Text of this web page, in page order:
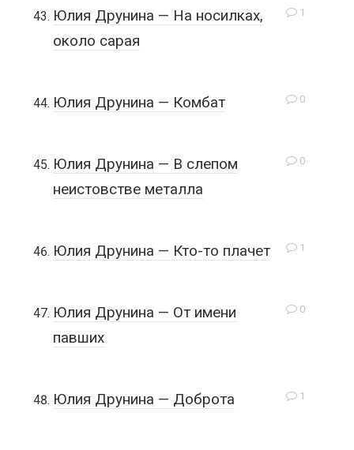
1
Юлия Друнина — На носилках,
около сарая
0
Юлия Друнина — Комбат
0
Юлия Друнина — В слепом
неистовстве металла
1
Юлия Друнина — Кто-то плачет
0
Юлия Друнина — От имени
павших
1
Юлия Друнина — Доброта